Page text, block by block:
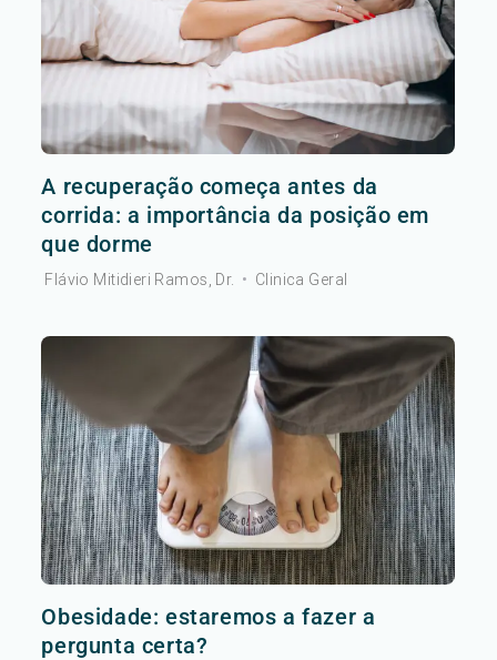
A recuperação começa antes da
corrida: a importância da posição em
que dorme
Flávio Mitidieri Ramos, Dr. • Clinica Geral
Obesidade: estaremos a fazer a
pergunta certa?